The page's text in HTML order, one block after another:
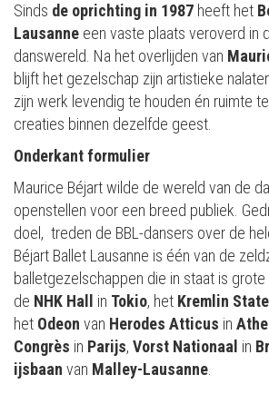
Sinds de oprichting in 1987 heeft het
Lausanne een vaste plaats veroverd in
danswereld. Na het overlijden van
blijft het gezelschap zijn artistieke
zijn werk levendig te houden én ruimte
creaties binnen dezelfde geest.
Onderkant formulier
Maurice Béjart wilde de wereld van de
openstellen voor een breed publiek.
doel, treden de BBL-dansers over de
Béjart Ballet Lausanne is één van de
balletgezelschappen die in staat is
de NHK Hall in Tokio, het Kremlin
het Odeon van Herodes Atticus in
Congrès in Parijs, Vorst Nationaal in
ijsbaan van Malley-Lausanne.